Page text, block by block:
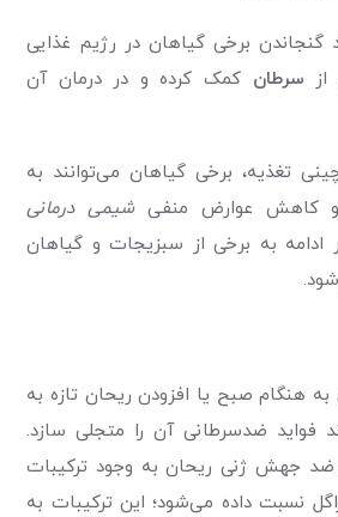
گنجاندن برخی گیاهان در رژیم غذایی
از سرطان کمک کرده و در درمان آن
تغذیه، برخی گیاهان می‌توانند به
کاهش عوارض منفی شیمی درمانی
به برخی از سبزیجات و گیاهان
هنگام صبح یا افزودن ریحان تازه به
فواید ضدسرطانی آن را متجلی سازد.
جهش ژنی ریحان به وجود ترکیبات
نسبت داده می‌شود؛ این ترکیبات به